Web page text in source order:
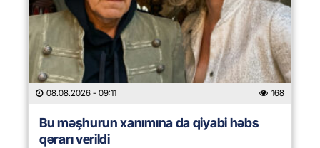
08.08.2026 - 09:11 168
Bu məşhurun xanımına da qiyabi həbs
qərarı verildi